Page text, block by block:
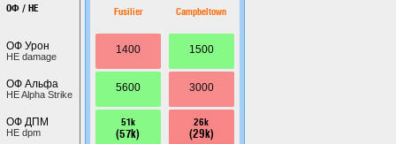
ОФ / HE
ОФ Урон
HE damage
ОФ Альфа
HE Alpha Strike
ОФ ДПМ
HE dpm
Fusilier
1400
5600
51k
(57k)
Campbeltown
1500
3000
26k
(29k)